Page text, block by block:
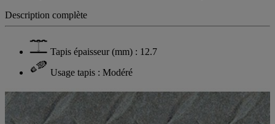
Description complète
Tapis épaisseur (mm) : 12.7
Usage tapis : Modéré